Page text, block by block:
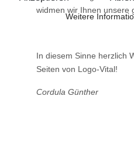
widmen wir Ihnen unsere
In diesem Sinne herzlich
Seiten von Logo-Vital!
Cordula Günther
Weitere